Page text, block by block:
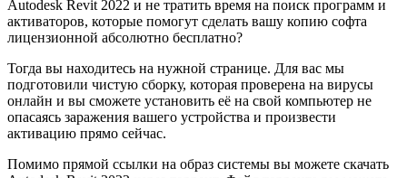
Autodesk Revit 2022 и не тратить время на поиск программ и
активаторов, которые помогут сделать вашу копию софта
лицензионной абсолютно бесплатно?
Тогда вы находитесь на нужной странице. Для вас мы
подготовили чистую сборку, которая проверена на вирусы
онлайн и вы сможете установить её на свой компьютер не
опасаясь заражения вашего устройства и произвести
активацию прямо сейчас.
Помимо прямой ссылки на образ системы вы можете скачать